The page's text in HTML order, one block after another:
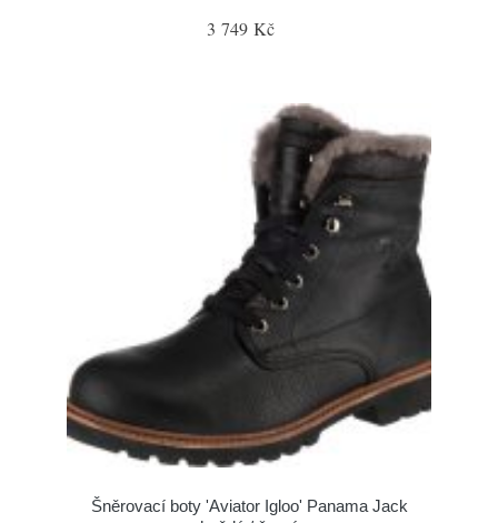
3 749 Kč
Šněrovací boty 'Aviator Igloo' Panama Jack